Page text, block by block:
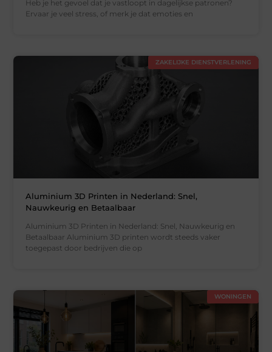
Heb je het gevoel dat je vastloopt in dagelijkse patronen?
Ervaar je veel stress, of merk je dat emoties en
ZAKELIJKE DIENSTVERLENING
Aluminium 3D Printen in Nederland: Snel,
Nauwkeurig en Betaalbaar
Aluminium 3D Printen in Nederland: Snel, Nauwkeurig en
Betaalbaar Aluminium 3D printen wordt steeds vaker
toegepast door bedrijven die op
WONINGEN